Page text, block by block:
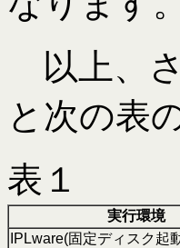
以上、
と次の表
表１
実行環境
IPLware(固定ディスク起